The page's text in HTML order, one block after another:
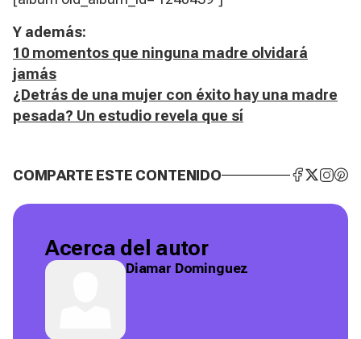
Y además:
​10 momentos que ninguna madre olvidará
jamás
¿Detrás de una mujer con éxito hay una madre
pesada? Un estudio revela que sí
COMPARTE ESTE CONTENIDO
Acerca del autor
Diamar Dominguez